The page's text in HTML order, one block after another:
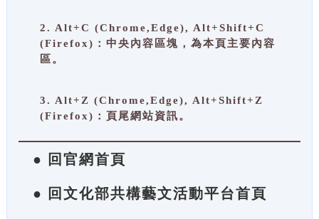
2. Alt+C (Chrome,Edge), Alt+Shift+C
(Firefox)：中央內容區塊，為本頁主要內容
區。
3. Alt+Z (Chrome,Edge), Alt+Shift+Z
(Firefox)：頁尾網站資訊。
● 回官網首頁
● 回文化部共構藝文活動平台首頁